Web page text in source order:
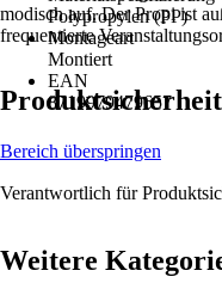
Polypropylen (PP)
Montageart
Montiert
EAN
8719979479657
modisch auf. Der Propi ist
frequentierte
Produktsicherheit
Bereich überspringen
Verantwortlich für
Weitere